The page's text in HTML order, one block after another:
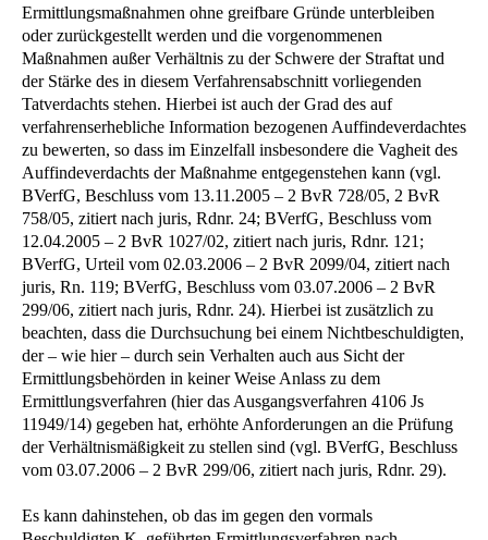
Ermittlungsmaßnahmen ohne greifbare Gründe unterbleiben
oder zurückgestellt werden und die vorgenommenen
Maßnahmen außer Verhältnis zu der Schwere der Straftat und
der Stärke des in diesem Verfahrensabschnitt vorliegenden
Tatverdachts stehen. Hierbei ist auch der Grad des auf
verfahrenserhebliche Information bezogenen Auffindeverdachtes
zu bewerten, so dass im Einzelfall insbesondere die Vagheit des
Auffindeverdachts der Maßnahme entgegenstehen kann (vgl.
BVerfG, Beschluss vom 13.11.2005 – 2 BvR 728/05, 2 BvR
758/05, zitiert nach juris, Rdnr. 24; BVerfG, Beschluss vom
12.04.2005 – 2 BvR 1027/02, zitiert nach juris, Rdnr. 121;
BVerfG, Urteil vom 02.03.2006 – 2 BvR 2099/04, zitiert nach
juris, Rn. 119; BVerfG, Beschluss vom 03.07.2006 – 2 BvR
299/06, zitiert nach juris, Rdnr. 24). Hierbei ist zusätzlich zu
beachten, dass die Durchsuchung bei einem Nichtbeschuldigten,
der – wie hier – durch sein Verhalten auch aus Sicht der
Ermittlungsbehörden in keiner Weise Anlass zu dem
Ermittlungsverfahren (hier das Ausgangsverfahren 4106 Js
11949/14) gegeben hat, erhöhte Anforderungen an die Prüfung
der Verhältnismäßigkeit zu stellen sind (vgl. BVerfG, Beschluss
vom 03.07.2006 – 2 BvR 299/06, zitiert nach juris, Rdnr. 29).
Es kann dahinstehen, ob das im gegen den vormals